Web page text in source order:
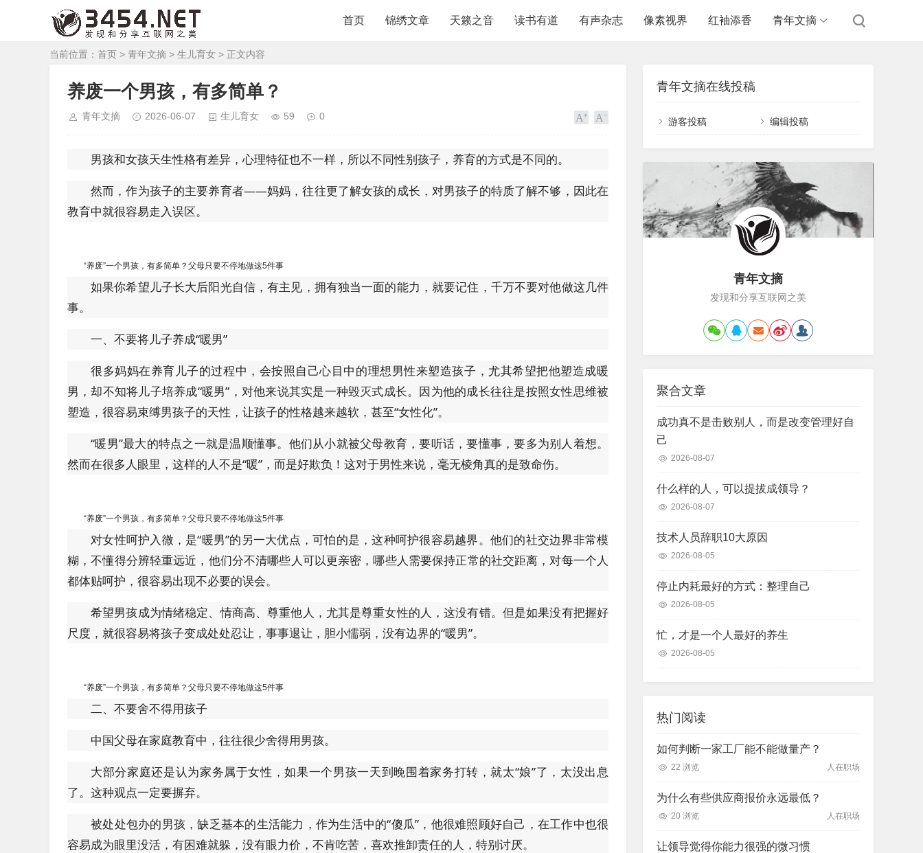
首页 锦绣文章 天籁之音 读书有道 有声杂志 像素视界 红袖添香 青年文摘
当前位置： 首页 > 青年文摘 > 生儿育女 > 正文内容
养废一个男孩，有多简单？
青年文摘 2026-06-07 生儿育女 59 0
男孩和女孩天生性格有差异，心理特征也不一样，所以不同性别孩子，养育的方式是不同的。
然而，作为孩子的主要养育者——妈妈，往往更了解女孩的成长，对男孩子的特质了解不够，因此在
教育中就很容易走入误区。
“养废”一个男孩，有多简单？父母只要不停地做这5件事
如果你希望儿子长大后阳光自信，有主见，拥有独当一面的能力，就要记住，千万不要对他做这几件
事。
一、不要将儿子养成“暖男”
很多妈妈在养育儿子的过程中，会按照自己心目中的理想男性来塑造孩子，尤其希望把他塑造成暖
男，却不知将儿子培养成“暖男”，对他来说其实是一种毁灭式成长。因为他的成长往往是按照女性思维被
塑造，很容易束缚男孩子的天性，让孩子的性格越来越软，甚至“女性化”。
“暖男”最大的特点之一就是温顺懂事。他们从小就被父母教育，要听话，要懂事，要多为别人着想。
然而在很多人眼里，这样的人不是“暖”，而是好欺负！这对于男性来说，毫无棱角真的是致命伤。
“养废”一个男孩，有多简单？父母只要不停地做这5件事
对女性呵护入微，是“暖男”的另一大优点，可怕的是，这种呵护很容易越界。他们的社交边界非常模
糊，不懂得分辨轻重远近，他们分不清哪些人可以更亲密，哪些人需要保持正常的社交距离，对每一个人
都体贴呵护，很容易出现不必要的误会。
希望男孩成为情绪稳定、情商高、尊重他人，尤其是尊重女性的人，这没有错。但是如果没有把握好
尺度，就很容易将孩子变成处处忍让，事事退让，胆小懦弱，没有边界的“暖男”。
“养废”一个男孩，有多简单？父母只要不停地做这5件事
二、不要舍不得用孩子
中国父母在家庭教育中，往往很少舍得用男孩。
大部分家庭还是认为家务属于女性，如果一个男孩一天到晚围着家务打转，就太“娘”了，太没出息
了。这种观点一定要摒弃。
被处处包办的男孩，缺乏基本的生活能力，作为生活中的“傻瓜”，他很难照顾好自己，在工作中也很
容易成为眼里没活，有困难就躲，没有眼力价，不肯吃苦，喜欢推卸责任的人，特别讨厌。
青年文摘在线投稿
游客投稿 编辑投稿
青年文摘
发现和分享互联网之美
聚合文章
成功真不是击败别人，而是改变管理好自
己
2026-08-07
什么样的人，可以提拔成领导？
2026-08-07
技术人员辞职10大原因
2026-08-05
停止内耗最好的方式：整理自己
2026-08-05
忙，才是一个人最好的养生
2026-08-05
热门阅读
如何判断一家工厂能不能做量产？
22 浏览 人在职场
为什么有些供应商报价永远最低？
20 浏览 人在职场
让领导觉得你能力很强的微习惯